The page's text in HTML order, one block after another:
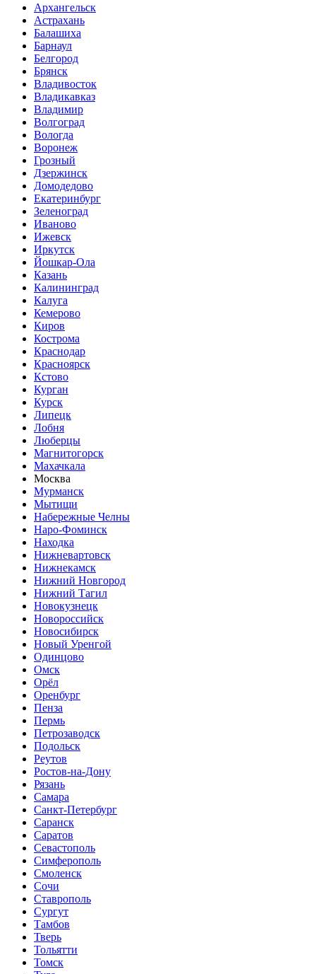
Архангельск
Астрахань
Балашиха
Барнаул
Белгород
Брянск
Владивосток
Владикавказ
Владимир
Волгоград
Вологда
Воронеж
Грозный
Дзержинск
Домодедово
Екатеринбург
Зеленоград
Иваново
Ижевск
Иркутск
Йошкар-Ола
Казань
Калининград
Калуга
Кемерово
Киров
Кострома
Краснодар
Красноярск
Кстово
Курган
Курск
Липецк
Лобня
Люберцы
Магнитогорск
Махачкала
Москва
Мурманск
Мытищи
Набережные Челны
Наро-Фоминск
Находка
Нижневартовск
Нижнекамск
Нижний Новгород
Нижний Тагил
Новокузнецк
Новороссийск
Новосибирск
Новый Уренгой
Одинцово
Омск
Орёл
Оренбург
Пенза
Пермь
Петрозаводск
Подольск
Реутов
Ростов-на-Дону
Рязань
Самара
Санкт-Петербург
Саранск
Саратов
Севастополь
Симферополь
Смоленск
Сочи
Ставрополь
Сургут
Тамбов
Тверь
Тольятти
Томск